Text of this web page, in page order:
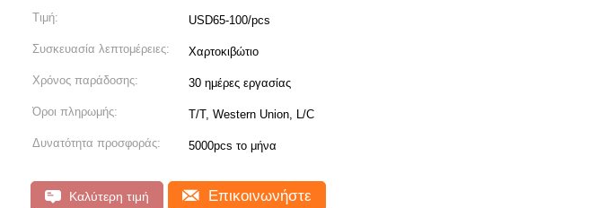
Τιμή: USD65-100/pcs
Συσκευασία λεπτομέρειες: Χαρτοκιβώτιο
Χρόνος παράδοσης: 30 ημέρες εργασίας
Όροι πληρωμής: T/T, Western Union, L/C
Δυνατότητα προσφοράς: 5000pcs το μήνα
Καλύτερη τιμή Επικοινωνήστε